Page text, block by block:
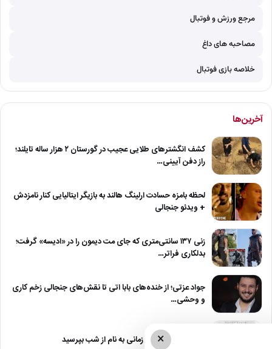
مرجع ورزش و فوتبال
مصاحبه های داغ
خلاصه بازی فوتبال
آخرین‌ها
کشف انگشترهای طلایی عجیب در گورستان ۲ هزار ساله تایلند؛
راز دفن آیینی…
لحظه بامزه حسادت ارلینگ هالند به بازیگر ایتالیایی کنار نامزدش
+ ویدئو جنجالی
زنی ۱۳۷ سانتی‌متری که جای مت دیمون را در «ادیسه» گرفت؛
بدلکاری فراتر…
جواد عزتی؛ از خنده‌های بابا اتی تا نقش‌های جنجالی زخم کاری
و وحشی…
دانلود آهنگ یوسف زمانی به نام از شب بپرسید
×